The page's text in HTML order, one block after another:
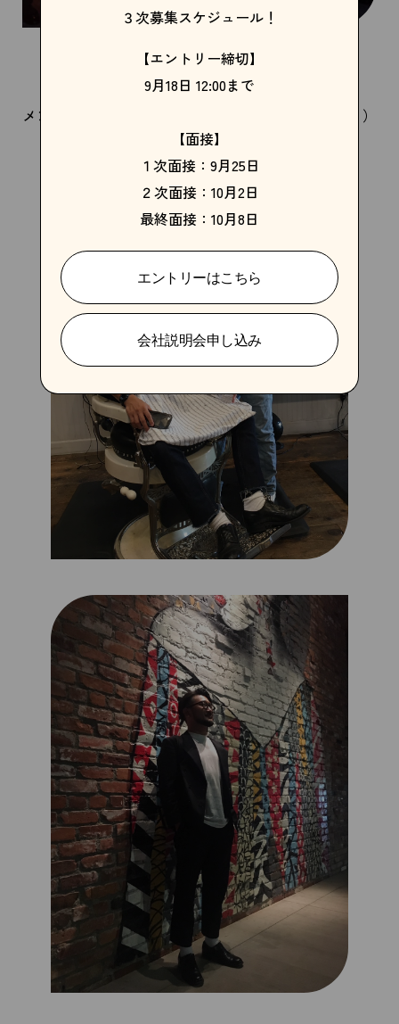
メンズグルーミング確立のためのNYC（男の社交場！）
３次募集スケジュール！
【エントリー締切】
9月18日 12:00まで
【面接】
１次面接：9月25日
２次面接：10月2日
最終面接：10月8日
エントリーはこちら
会社説明会申し込み